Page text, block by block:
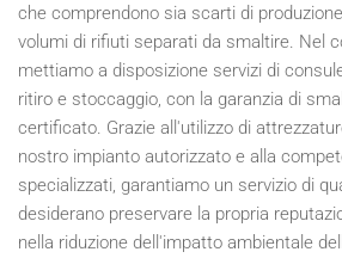
che comprendono sia scarti di
volumi di rifiuti separati da smaltire. Nel
mettiamo a disposizione servizi di
ritiro e stoccaggio, con la garanzia di
certificato. Grazie all'utilizzo di
nostro impianto autorizzato e alla
specializzati, garantiamo un servizio di
desiderano preservare la propria
nella riduzione dell'impatto ambientale